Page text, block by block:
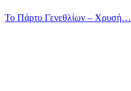
Το Πάρτυ Γενεθλίων – Χρυσή…